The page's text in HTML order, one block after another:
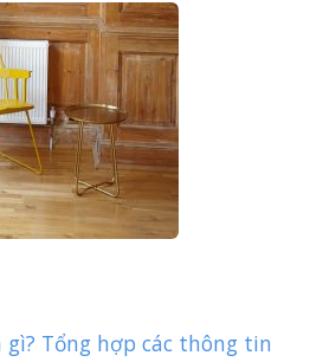
gì? Tổng hợp các thông tin